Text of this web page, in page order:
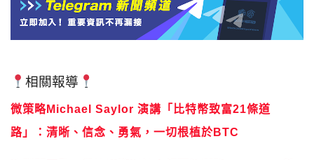
相關報導
微策略Michael Saylor 演講「比特幣致富21條道
路」：清晰、信念、勇氣，一切根植於BTC